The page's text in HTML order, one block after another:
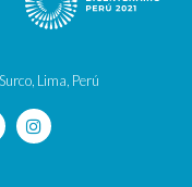
Lima, Perú